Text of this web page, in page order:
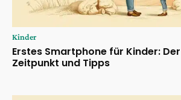
Kinder
Erstes Smartphone für Kinder:
Zeitpunkt und Tipps